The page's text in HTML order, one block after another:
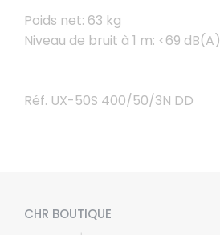
Poids net: 63 kg
Niveau de bruit à 1 m: <69 dB(A)
Réf. UX-50S 400/50/3N DD
CHR BOUTIQUE